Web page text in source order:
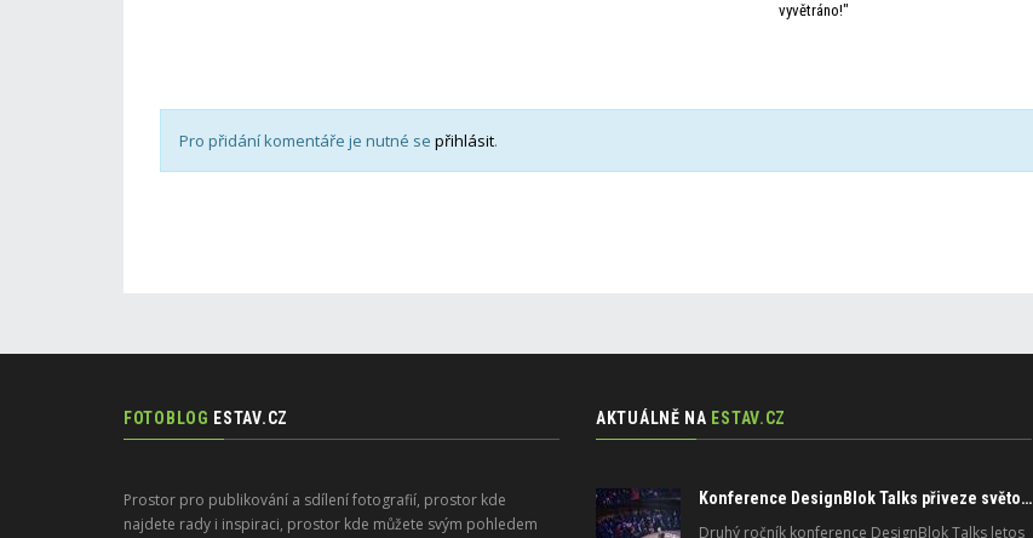
vyvětráno!"
Pro přidání komentáře je nutné se přihlásit.
FOTOBLOG ESTAV.CZ
Prostor pro publikování a sdílení fotografií, prostor kde
najdete rady i inspiraci, prostor kde můžete svým pohledem
AKTUÁLNĚ NA ESTAV.CZ
Konference DesignBlok Talks přiveze světové osobnosti designu a architektury
Druhý ročník konference DesignBlok Talks letos